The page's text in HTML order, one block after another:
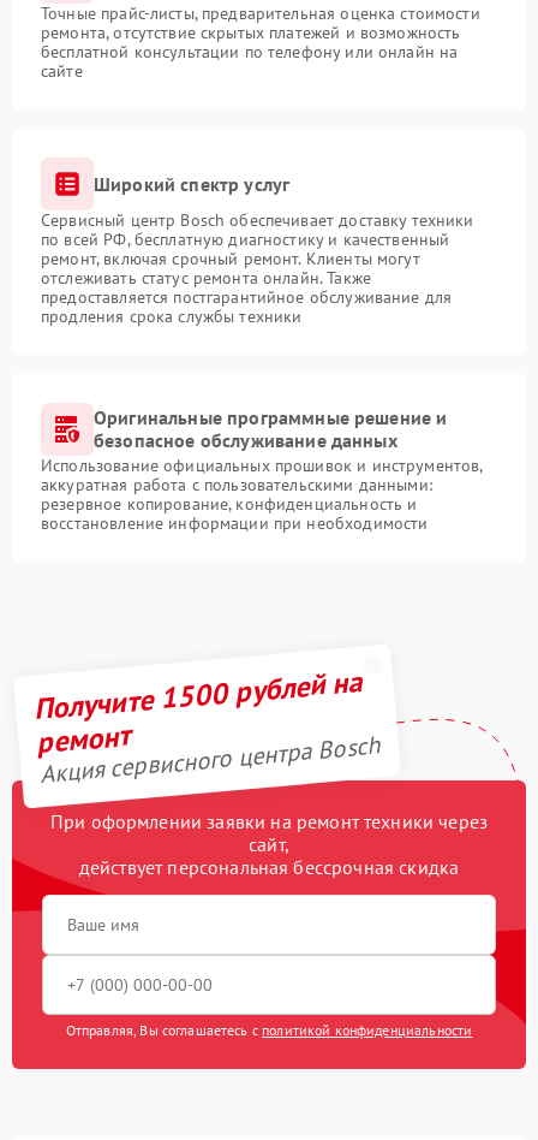
Точные прайс-листы, предварительная оценка стоимости
ремонта, отсутствие скрытых платежей и возможность
бесплатной консультации по телефону или онлайн на
сайте
Широкий спектр услуг
Сервисный центр Bosch обеспечивает доставку техники
по всей РФ, бесплатную диагностику и качественный
ремонт, включая срочный ремонт. Клиенты могут
отслеживать статус ремонта онлайн. Также
предоставляется постгарантийное обслуживание для
продления срока службы техники
Оригинальные программные решение и
безопасное обслуживание данных
Использование официальных прошивок и инструментов,
аккуратная работа с пользовательскими данными:
резервное копирование, конфиденциальность и
восстановление информации при необходимости
Получите 1500 рублей на
ремонт
Акция сервисного центра Bosch
При оформлении заявки на ремонт техники через
сайт,
действует персональная бессрочная скидка
Отправляя, Вы соглашаетесь с политикой конфиденциальности